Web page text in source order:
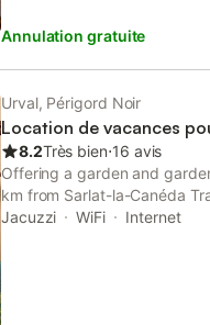
frais de ménage de 100 €.
Annulation gratuite
Urval, Périgord Noir
Location de vacances
8.2Très bien⋅16 avis
Offering a garden and
km from Sarlat-la-Canéda
Station. This property offers
Jacuzzi WiFi Internet